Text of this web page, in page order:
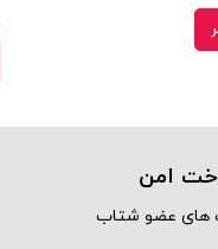
امن
های عضو شتاب